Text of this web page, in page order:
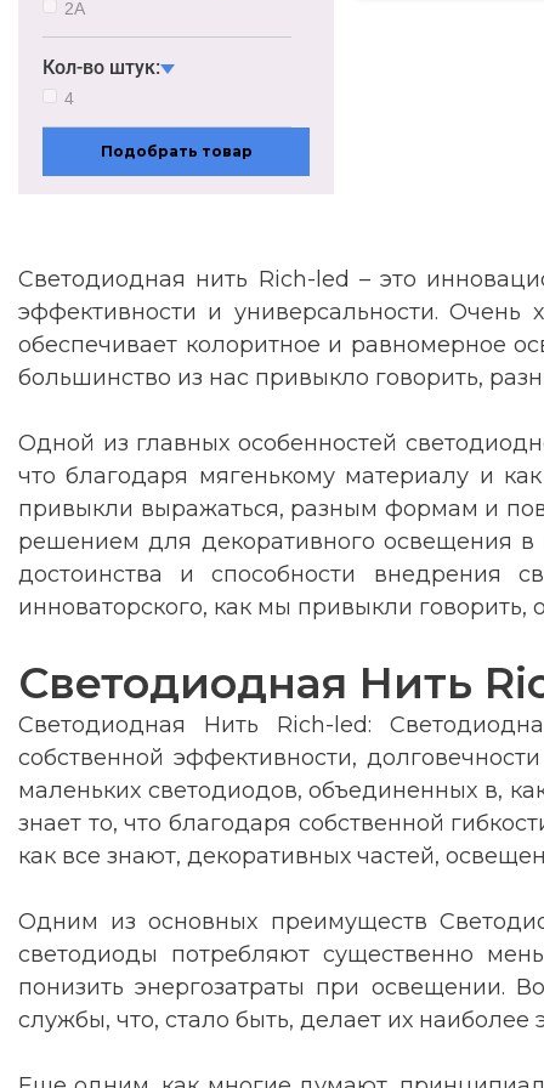
2А
Кол-во штук:
4
Подобрать товар
Светодиодная нить Rich-led – это
эффективности и универсальности. Очень
обеспечивает колоритное и равномерное
большинство из нас привыкло говорить,
Одной из главных особенностей
что благодаря мягенькому материалу и
привыкли выражаться, разным формам и
решением для декоративного освещения в
достоинства и способности внедрения
инноваторского, как мы привыкли говорить,
Светодиодная Нить
Светодиодная Нить Rich-led:
собственной эффективности,
маленьких светодиодов, объединенных в,
знает то, что благодаря собственной
как все знают, декоративных частей,
Одним из основных преимуществ
светодиоды потребляют существенно
понизить энергозатраты при освещении.
службы, что, стало быть, делает их